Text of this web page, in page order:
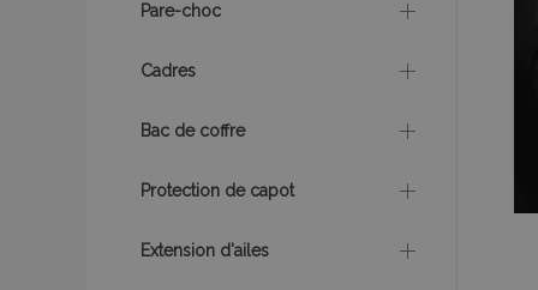
Pare-choc
Cadres
Bac de coffre
Protection de capot
Extension d'ailes
X-Magento-Vary
mage-messages